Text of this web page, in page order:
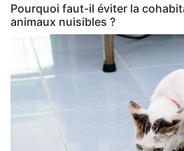
Pourquoi faut-il éviter la
animaux nuisibles ?